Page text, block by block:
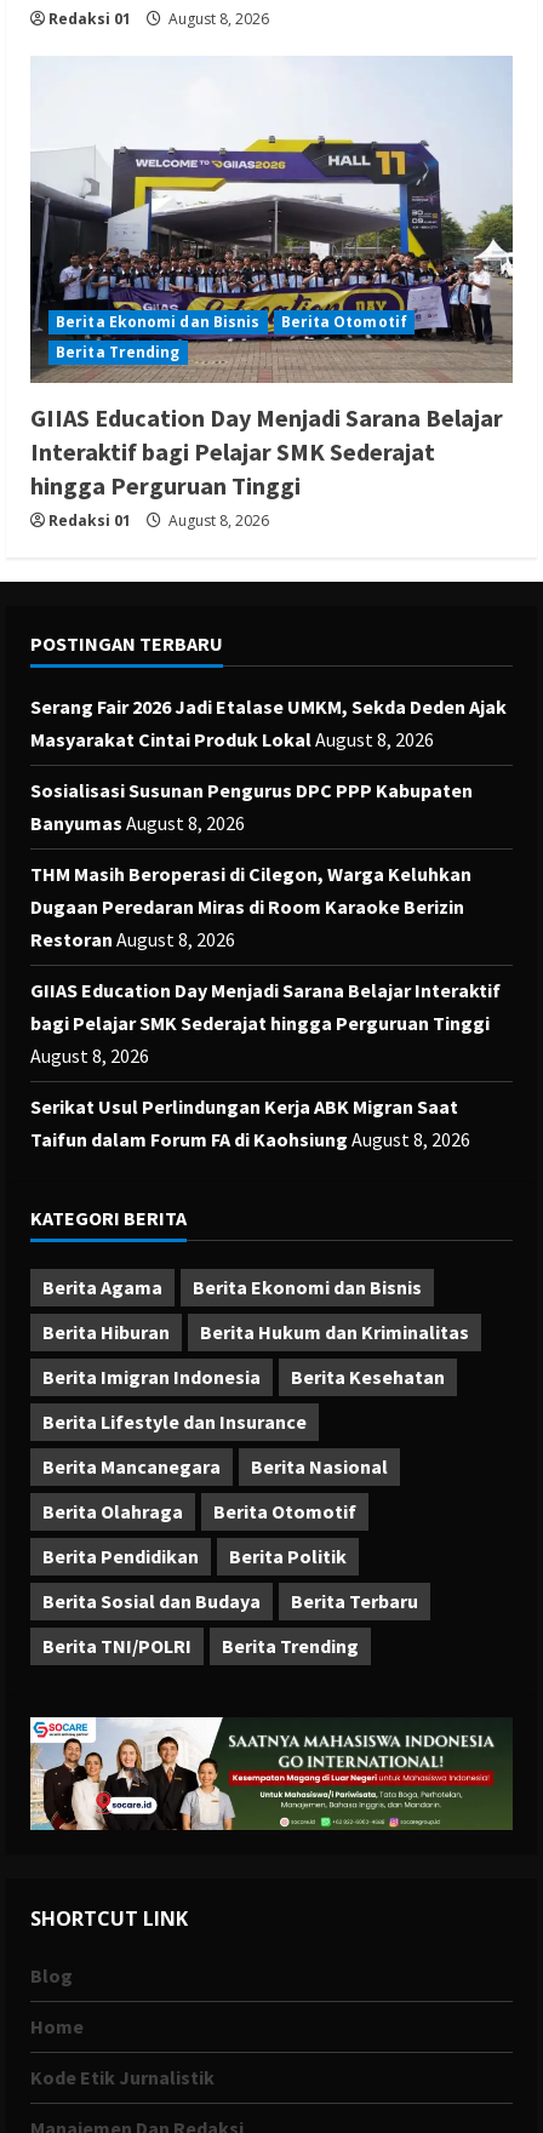
Redaksi 01 August 8, 2026
Berita Ekonomi dan Bisnis
Berita Otomotif
Berita Trending
GIIAS Education Day Menjadi Sarana Belajar
Interaktif bagi Pelajar SMK Sederajat
hingga Perguruan Tinggi
Redaksi 01 August 8, 2026
POSTINGAN TERBARU
Serang Fair 2026 Jadi Etalase UMKM, Sekda Deden Ajak
Masyarakat Cintai Produk LokalAugust 8, 2026
Sosialisasi Susunan Pengurus DPC PPP Kabupaten
Banyumas August 8, 2026
THM Masih Beroperasi di Cilegon, Warga Keluhkan
Dugaan Peredaran Miras di Room Karaoke Berizin
Restoran August 8, 2026
GIIAS Education Day Menjadi Sarana Belajar Interaktif
bagi Pelajar SMK Sederajat hingga Perguruan Tinggi
August 8, 2026
Serikat Usul Perlindungan Kerja ABK Migran Saat
Taifun dalam Forum FA di Kaohsiung August 8, 2026
KATEGORI BERITA
Berita Agama
Berita Ekonomi dan Bisnis
Berita Hiburan
Berita Hukum dan Kriminalitas
Berita Imigran Indonesia
Berita Kesehatan
Berita Lifestyle dan Insurance
Berita Mancanegara
Berita Nasional
Berita Olahraga
Berita Otomotif
Berita Pendidikan
Berita Politik
Berita Sosial dan Budaya
Berita Terbaru
Berita TNI/POLRI
Berita Trending
SHORTCUT LINK
Blog
Home
Kode Etik Jurnalistik